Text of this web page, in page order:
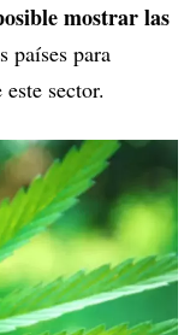
mostrar las
países para
sector.